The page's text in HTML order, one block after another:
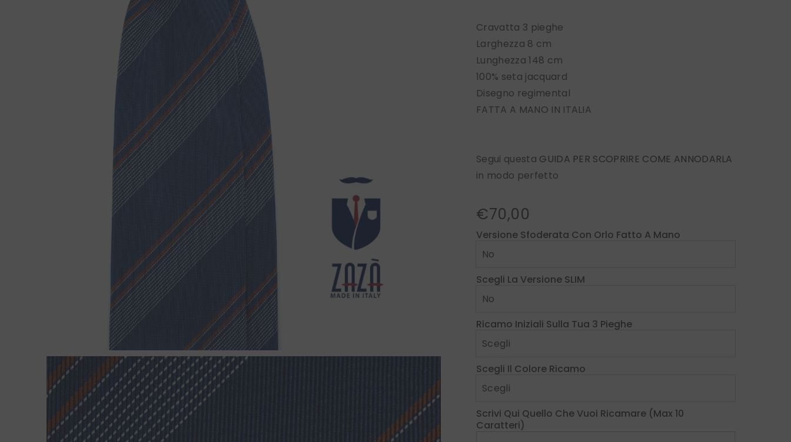
Cravatta 3 pieghe
Larghezza 8 cm
Lunghezza 148 cm
100% seta jacquard
Disegno regimental
FATTA A MANO IN ITALIA
Segui questa GUIDA PER SCOPRIRE COME ANNODARLA
in modo perfetto
€70,00
Versione Sfoderata Con Orlo Fatto A Mano
Scegli La Versione SLIM
Ricamo Iniziali Sulla Tua 3 Pieghe
Scegli Il Colore Ricamo
Scrivi Qui Quello Che Vuoi Ricamare (max 10
Caratteri)